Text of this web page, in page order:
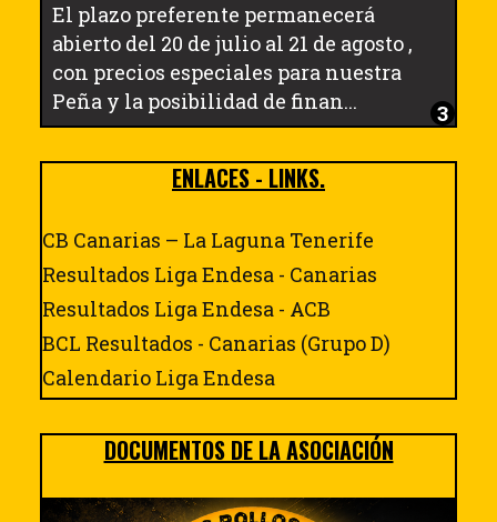
El plazo preferente permanecerá
abierto del 20 de julio al 21 de agosto ,
con precios especiales para nuestra
Peña y la posibilidad de finan...
ENLACES - LINKS.
CB Canarias – La Laguna Tenerife
Resultados Liga Endesa - Canarias
Resultados Liga Endesa - ACB
BCL Resultados - Canarias (Grupo D)
Calendario Liga Endesa
DOCUMENTOS DE LA ASOCIACIÓN